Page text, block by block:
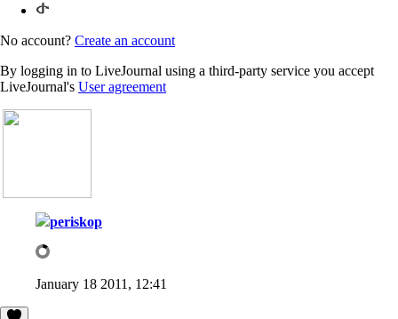
No account? Create an account
By logging in to LiveJournal using a third-party service you accept
LiveJournal's User agreement
periskop
January 18 2011, 12:41